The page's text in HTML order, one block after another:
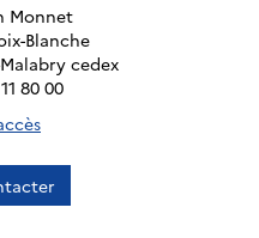
Monnet
Blanche
cedex
80 00